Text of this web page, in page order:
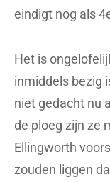
eindigt nog als
Het is
inmiddels bezig
niet gedacht nu
de ploeg zijn ze
Ellingworth
zouden liggen